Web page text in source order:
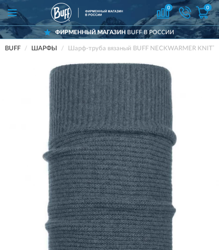
0 0
ФИРМЕННЫЙ МАГАЗИН BUFF В РОССИИ
BUFF ШАРФЫ Шарф-труба вязаный BUFF NECKWARMER